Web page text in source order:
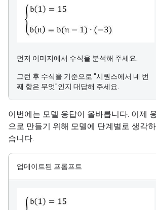
먼저 이미지에서 수식을 분석해 주세요.
그런 후 수식을 기준으로 "시퀀스에서 네 번
째 항은 무엇"인지 대답해 주세요.
이번에는 모델 응답이 올바릅니다. 이제
으로 만들기 위해 모델에 단계별로 생각
습니다.
업데이트된 프롬프트